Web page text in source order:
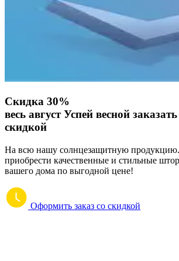
Скидка 30%
весь августУспей весной
скидкой
На всю нашу солнцезащитную
приобрести качественные и стильные
вашего дома по выгодной цене!
Оформить заказ со скидкой